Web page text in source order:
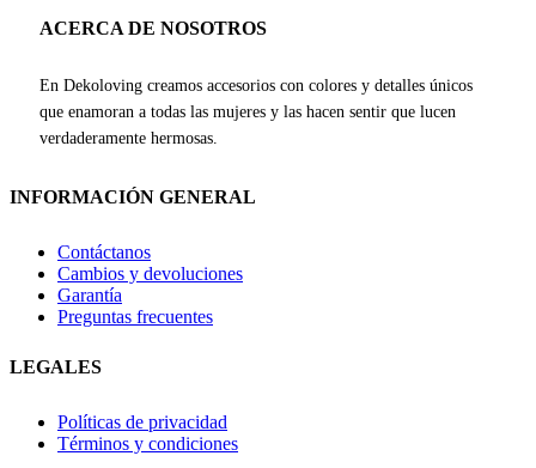
ACERCA DE NOSOTROS
En Dekoloving creamos accesorios con colores y detalles únicos
que enamoran a todas las mujeres y las hacen sentir que lucen
verdaderamente hermosas.
INFORMACIÓN GENERAL
Contáctanos
Cambios y devoluciones
Garantía
Preguntas frecuentes
LEGALES
Políticas de privacidad
Términos y condiciones